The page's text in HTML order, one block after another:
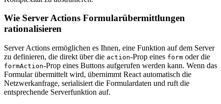
Wie Server Actions Formularübermittlungen
rationalisieren
Server Actions ermöglichen es Ihnen, eine Funktion auf dem Server
zu definieren, die direkt über die action-Prop eines form oder die
formAction-Prop eines Buttons aufgerufen werden kann. Wenn das
Formular übermittelt wird, übernimmt React automatisch die
Netzwerkanfrage, serialisiert die Formulardaten und ruft die
entsprechende Serverfunktion auf.